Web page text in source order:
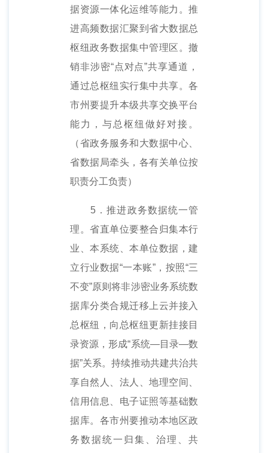
据资源一体化运维等能力。推
进高频数据汇聚到省大数据总
枢纽政务数据集中管理区。撤
销非涉密“点对点”共享通道，
通过总枢纽实行集中共享。各
市州要提升本级共享交换平台
能力，与总枢纽做好对接。
（省政务服务和大数据中心、
省数据局牵头，各有关单位按
职责分工负责）
5．推进政务数据统一管
理。省直单位要整合归集本行
业、本系统、本单位数据，建
立行业数据“一本账”，按照“三
不变”原则将非涉密业务系统数
据库分类合规迁移上云并接入
总枢纽，向总枢纽更新挂接目
录资源，形成“系统—目录—数
据”关系。持续推动共建共治共
享自然人、法人、地理空间、
信用信息、电子证照等基础数
据库。各市州要推动本地区政
务数据统一归集、治理、共